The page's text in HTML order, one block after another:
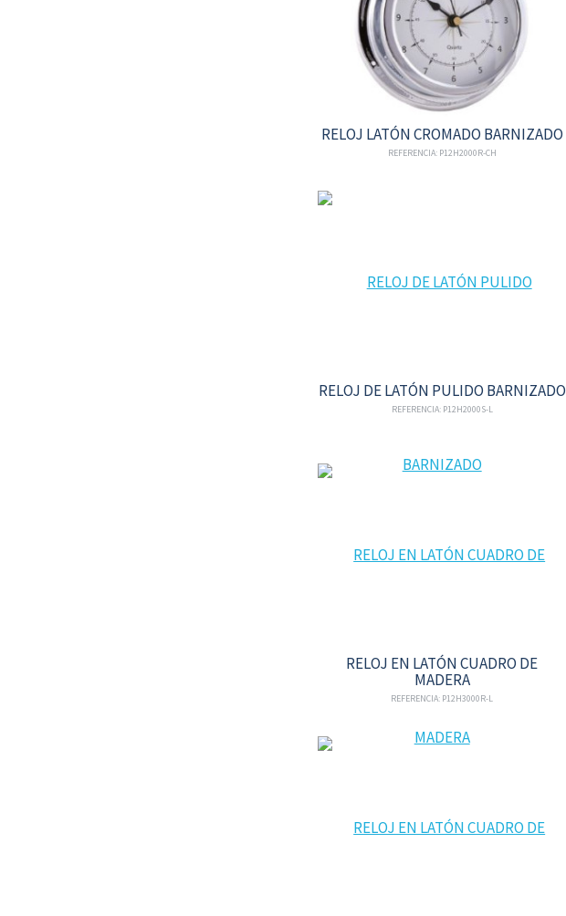
RELOJ LATÓN CROMADO BARNIZADO
REFERENCIA: P12H2000R-CH
RELOJ DE LATÓN PULIDO BARNIZADO
REFERENCIA: P12H2000S-L
RELOJ EN LATÓN CUADRO DE
MADERA
REFERENCIA: P12H3000R-L